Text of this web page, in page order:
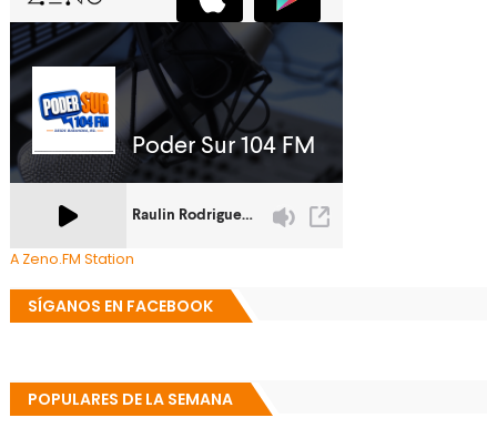
A Zeno.FM Station
SÍGANOS EN FACEBOOK
POPULARES DE LA SEMANA